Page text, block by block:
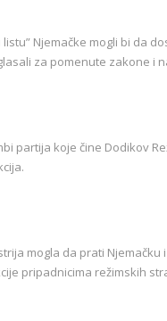
listu” Njemačke mogli bi da
za pomenute zakone i
partija koje čine Dodikov
mogla da prati Njemačku
pripadnicima režimskih